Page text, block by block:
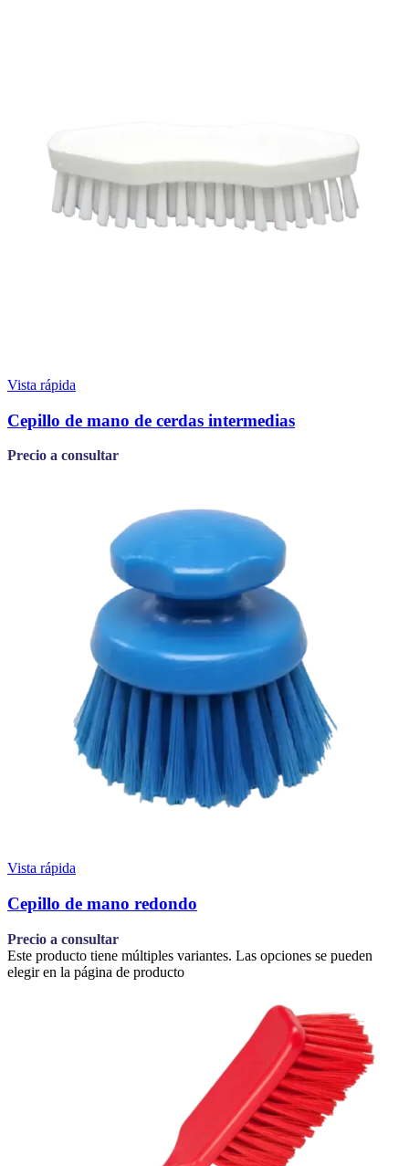
Vista rápida
Cepillo de mano de cerdas intermedias
Precio a consultar
Vista rápida
Cepillo de mano redondo
Precio a consultar
Este producto tiene múltiples variantes. Las opciones se pueden
elegir en la página de producto